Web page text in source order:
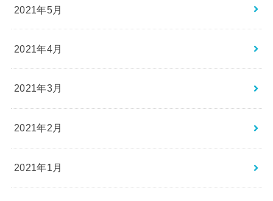
2021年5月
2021年4月
2021年3月
2021年2月
2021年1月